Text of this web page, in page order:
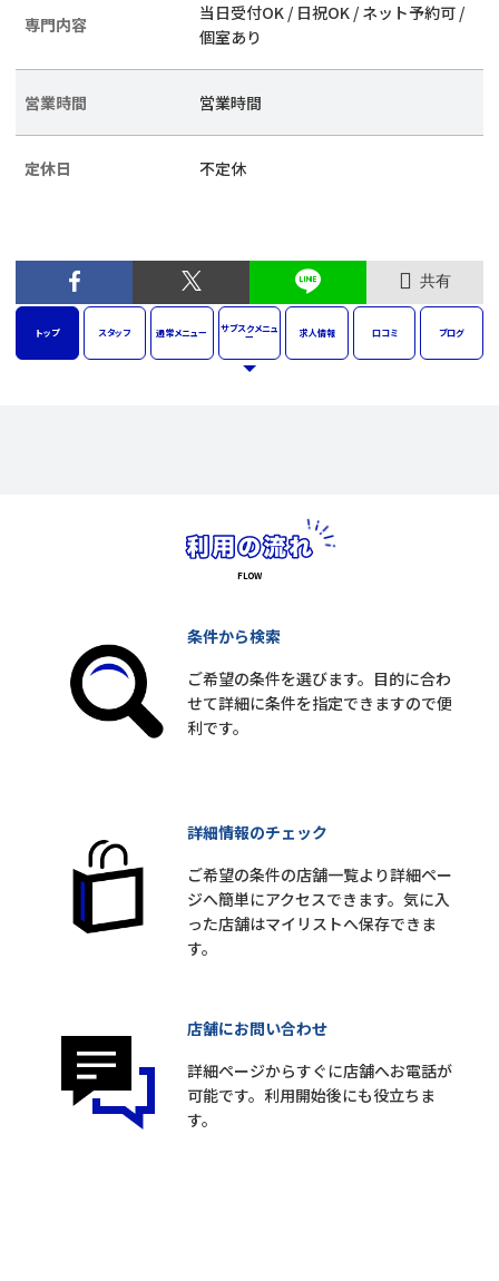
専門内容
当日受付OK / 日祝OK / ネット予約可 /
個室あり
営業時間 営業時間
定休日 不定休
共有
トップ スタッフ 通常メニュー サブスクメニュ
ー 求人情報 口コミ ブログ
条件から検索
ご希望の条件を選びます。目的に合わ
せて詳細に条件を指定できますので便
利です。
詳細情報のチェック
ご希望の条件の店舗一覧より詳細ペー
ジへ簡単にアクセスできます。気に入
った店舗はマイリストへ保存できま
す。
店舗にお問い合わせ
詳細ページからすぐに店舗へお電話が
可能です。利用開始後にも役立ちま
す。